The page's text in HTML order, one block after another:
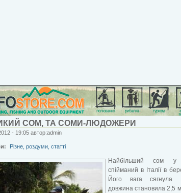
СОМ, ТА СОМИ-ЛЮДОЖЕРИ
- 19:05 автор:admin
Різне, роздуми, статті
Найбільший сом у
спійманий в Італії в
Його вага сягнула
довжина становила 2,5